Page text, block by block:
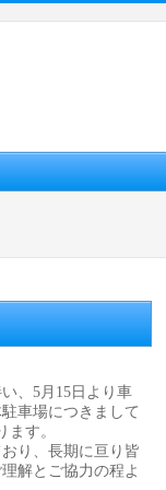
、5月15日より車
車場につきまして
ます。
り、長期に亘り皆
解とご協力の程よ